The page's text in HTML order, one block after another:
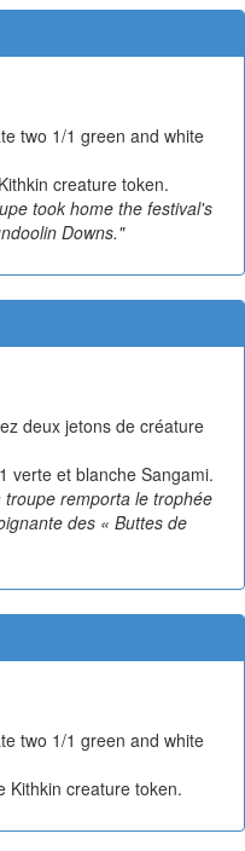
two 1/1 green and white
creature token.
took home the festival's
Downs."
deux jetons de créature
verte et blanche Sangami.
remporta le trophée
des « Buttes de
two 1/1 green and white
Kithkin creature token.